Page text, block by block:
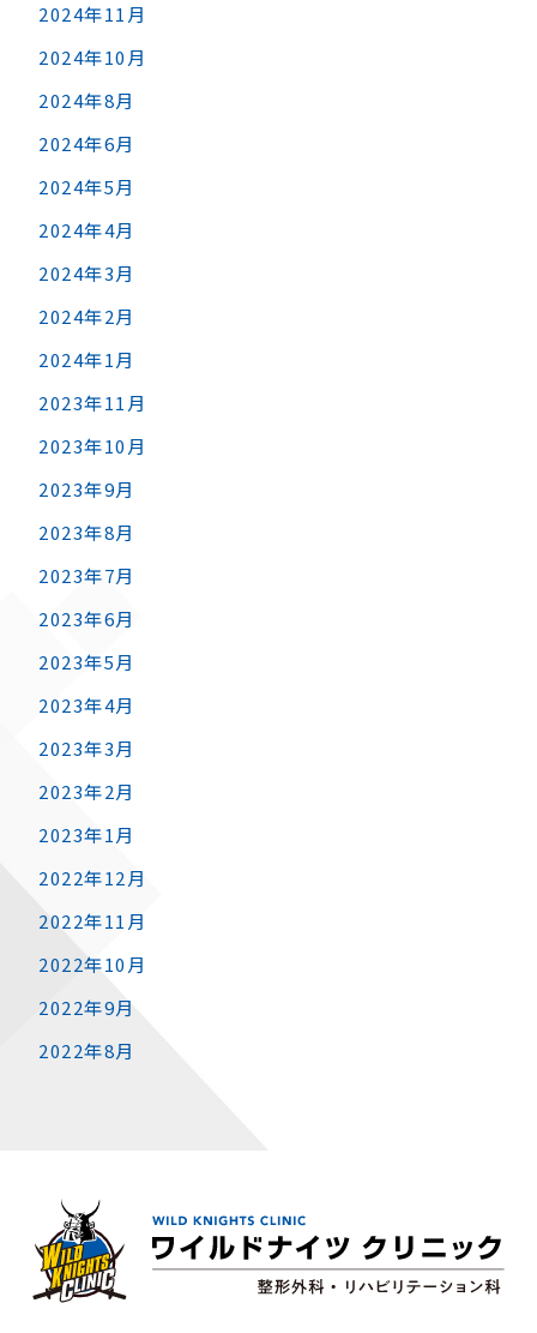
2024年11月
2024年10月
2024年8月
2024年6月
2024年5月
2024年4月
2024年3月
2024年2月
2024年1月
2023年11月
2023年10月
2023年9月
2023年8月
2023年7月
2023年6月
2023年5月
2023年4月
2023年3月
2023年2月
2023年1月
2022年12月
2022年11月
2022年10月
2022年9月
2022年8月